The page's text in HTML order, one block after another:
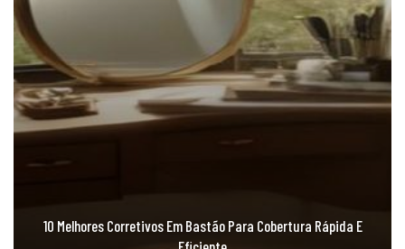
10 Melhores Corretivos Em Bastão Para Cobertura Rápida E